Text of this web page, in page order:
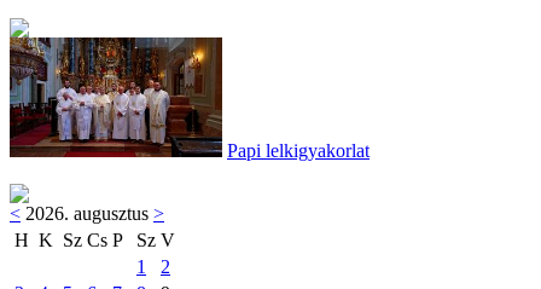
Papi lelkigyakorlat
< 2026. augusztus >
H K Sz Cs P Sz V
1
2